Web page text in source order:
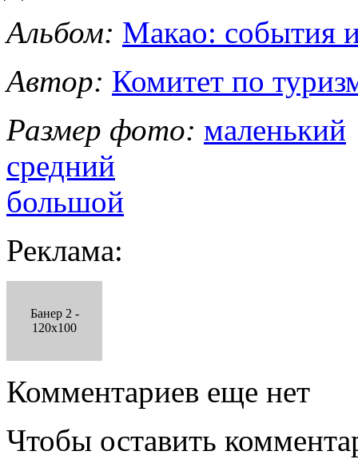
Альбом: Макао: события
Автор: Комитет по
Размер фото: маленький
средний
большой
Реклама:
Банер 2 -
120x100
Комментариев еще нет
Чтобы оставить